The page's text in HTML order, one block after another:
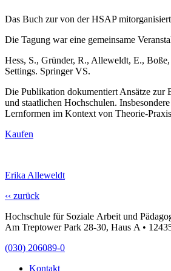
Das Buch zur von der HSAP
Die Tagung war eine gemeinsame
Hess, S., Gründer, R., Alleweldt, E.,
Settings. Springer VS.
Die Publikation dokumentiert Ansätze zur
und staatlichen Hochschulen.
Lernformen im Kontext von Theorie-
Kaufen
Erika Alleweldt
‹‹ zurück
Hochschule für Soziale Arbeit und
Am Treptower Park 28-30, Haus A •
(030) 206089-0
Kontakt